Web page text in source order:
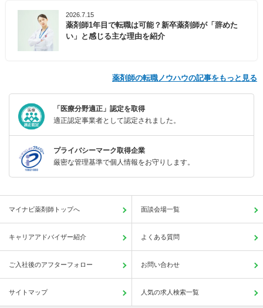
2026.7.15
薬剤師1年目で転職は可能？新卒薬剤師が「辞めた
い」と感じる主な理由を紹介
薬剤師の転職ノウハウの記事をもっと見る
「医療分野適正」認定を取得
適正認定事業者として認定されました。
プライバシーマーク取得企業
厳密な管理基準で個人情報をお守りします。
マイナビ薬剤師トップへ 面談会場一覧
キャリアアドバイザー紹介 よくある質問
ご入社後のアフターフォロー お問い合わせ
サイトマップ 人気の求人検索一覧